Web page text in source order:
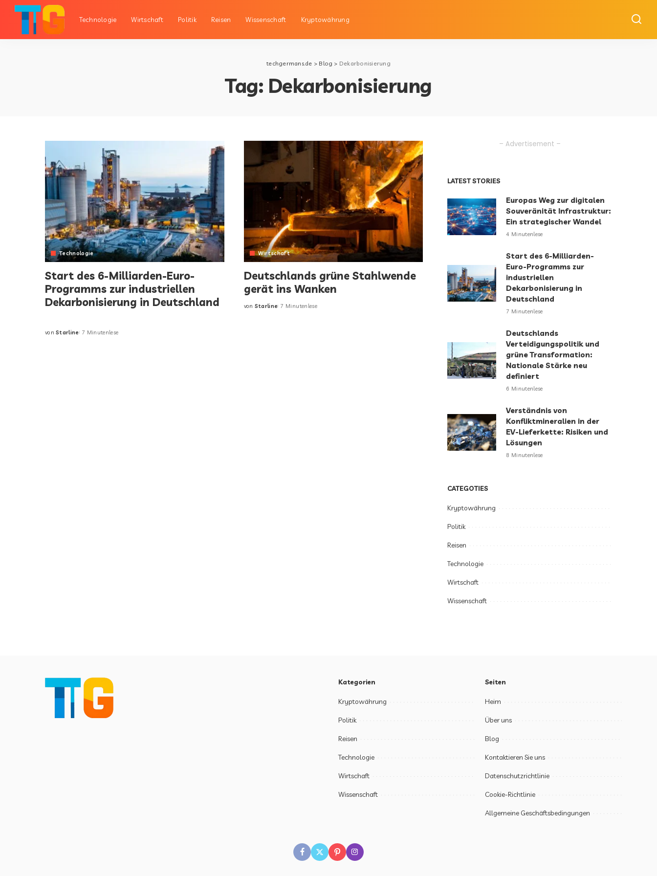
Technologie Wirtschaft Politik Reisen Wissenschaft Kryptowährung
techgermans.de > Blog > Dekarbonisierung
Tag: Dekarbonisierung
Technologie
Start des 6-Milliarden-Euro-
Programms zur industriellen
Dekarbonisierung in Deutschland
Posted
von Starline 7 Minutenlese
Wirtschaft
Deutschlands grüne Stahlwende
gerät ins Wanken
Posted
von Starline 7 Minutenlese
– Advertisement –
LATEST STORIES
Europas Weg zur digitalen
Souveränität Infrastruktur:
Ein strategischer Wandel
4 Minutenlese
Start des 6-Milliarden-
Euro-Programms zur
industriellen
Dekarbonisierung in
Deutschland
7 Minutenlese
Deutschlands
Verteidigungspolitik und
grüne Transformation:
Nationale Stärke neu
definiert
6 Minutenlese
Verständnis von
Konfliktmineralien in der
EV-Lieferkette: Risiken und
Lösungen
8 Minutenlese
CATEGOTIES
Kryptowährung
Politik
Reisen
Technologie
Wirtschaft
Wissenschaft
Kategorien
Kryptowährung
Politik
Reisen
Technologie
Wirtschaft
Wissenschaft
Seiten
Heim
Über uns
Blog
Kontaktieren Sie uns
Datenschutzrichtlinie
Cookie-Richtlinie
Allgemeine Geschäftsbedingungen